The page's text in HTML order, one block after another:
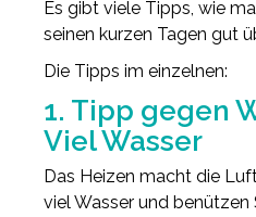
Es gibt viele Tipps, wie
seinen kurzen Tagen gut
Die Tipps im einzelnen:
1. Tipp gegen
Viel Wasser
Das Heizen macht die
viel Wasser und benützen